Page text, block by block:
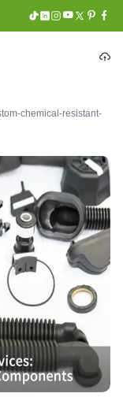
chemical-resistant-